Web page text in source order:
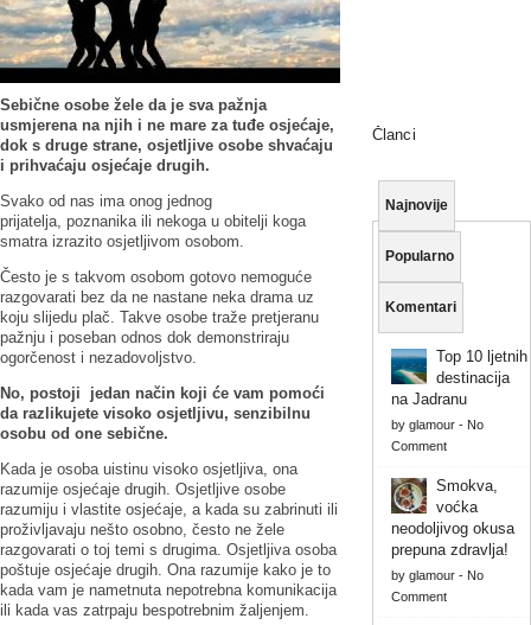
Sebične osobe žele da je sva pažnja
usmjerena na njih i ne mare za tuđe osjećaje,
dok s druge strane, osjetljive osobe shvaćaju
i prihvaćaju osjećaje drugih.
Svako od nas ima onog jednog
prijatelja, poznanika ili nekoga u obitelji koga
smatra izrazito osjetljivom osobom.
Često je s takvom osobom gotovo nemoguće
razgovarati bez da ne nastane neka drama uz
koju slijedu plač. Takve osobe traže pretjeranu
pažnju i poseban odnos dok demonstriraju
ogorčenost i nezadovoljstvo.
No, postoji jedan način koji će vam pomoći
da razlikujete visoko osjetljivu, senzibilnu
osobu od one sebične.
Kada je osoba uistinu visoko osjetljiva, ona
razumije osjećaje drugih. Osjetljive osobe
razumiju i vlastite osjećaje, a kada su zabrinuti ili
proživljavaju nešto osobno, često ne žele
razgovarati o toj temi s drugima. Osjetljiva osoba
poštuje osjećaje drugih. Ona razumije kako je to
kada vam je nametnuta nepotrebna komunikacija
ili kada vas zatrpaju bespotrebnim žaljenjem.
Članci
Najnovije
Popularno
Komentari
Top 10 ljetnih
destinacija
na Jadranu
by glamour- No
Comment
Smokva,
voćka
neodoljivog okusa
prepuna zdravlja!
by glamour- No
Comment